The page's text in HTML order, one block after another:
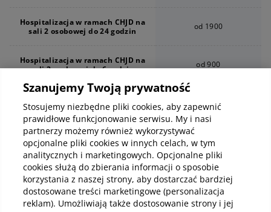
Hospitalizacja w ramach CHJD na
sali 2 osobowej do 24 godzin
od 1900
Hospitalizacja w ramach CHJD na
sali 2 osobowej do 6 godzin
od 900
Znieczulenie do zabiegu dożylne
Znieczulenie do zabiegu
miejscowe
od 1000
Znieczulenie do zabiegu ogólne od 2800
Szanujemy Twoją prywatność
Stosujemy niezbędne pliki cookies, aby zapewnić
prawidłowe funkcjonowanie serwisu. My i nasi
partnerzy możemy również wykorzystywać
opcjonalne pliki cookies w innych celach, w tym
analitycznych i marketingowych. Opcjonalne pliki
cookies służą do zbierania informacji o sposobie
korzystania z naszej strony, aby dostarczać bardziej
dostosowane treści marketingowe (personalizacja
reklam). Umożliwiają także dostosowanie strony i jej